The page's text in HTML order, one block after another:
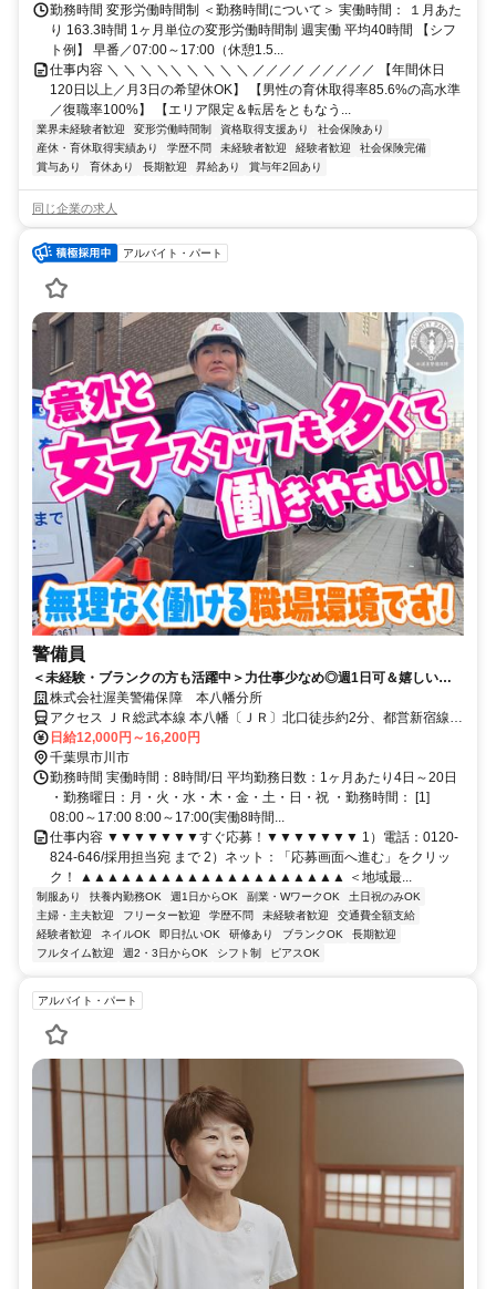
勤務時間 変形労働時間制 ＜勤務時間について＞ 実働時間： １月あた
り 163.3時間 1ヶ月単位の変形労働時間制 週実働 平均40時間 【シフ
ト例】 早番／07:00～17:00（休憩1.5...
仕事内容 ＼ ＼ ＼ ＼＼ ＼ ＼ ＼ ＼ ／／／／ ／／／／／ 【年間休日
120日以上／月3日の希望休OK】 【男性の育休取得率85.6%の高水準
／復職率100%】 【エリア限定＆転居をともなう...
業界未経験者歓迎 変形労働時間制 資格取得支援あり
社会保険あり
産休・育休取得実績あり
学歴不問 未経験者歓迎 経験者歓迎
社会保険完備
賞与あり
育休あり 長期歓迎 昇給あり 賞与年2回あり
同じ企業の求人
アルバイト・パート
警備員
＜未経験・ブランクの方も活躍中＞力仕事少なめ◎週1日可＆嬉しい日
給日払い♪入社祝い金3万円支給◎
株式会社渥美警備保障 本八幡分所
アクセス ＪＲ総武本線 本八幡〔ＪＲ〕北口徒歩約2分、都営新宿線
本八幡〔新宿線〕A4a口徒歩約3分、京成本線 京成八幡出口3徒歩約4
分
日給12,000円～16,200円
千葉県市川市
勤務時間 実働時間：8時間/日 平均勤務日数：1ヶ月あたり4日～20日
・勤務曜日：月・火・水・木・金・土・日・祝 ・勤務時間： [1]
08:00～17:00 8:00～17:00(実働8時間...
仕事内容 ▼▼▼▼▼▼▼すぐ応募！▼▼▼▼▼▼▼ 1）電話：0120-
824-646/採用担当宛 まで 2）ネット：「応募画面へ進む」をクリッ
ク！ ▲▲▲▲▲▲▲▲▲▲▲▲▲▲▲▲▲▲▲▲ ＜地域最...
制服あり 扶養内勤務OK 週1日からOK 副業・WワークOK
土日祝のみOK
主婦・主夫歓迎
フリーター歓迎 学歴不問 未経験者歓迎
交通費全額支給
経験者歓迎
ネイルOK 即日払いOK 研修あり ブランクOK
長期歓迎
フルタイム歓迎
週2・3日からOK シフト制 ピアスOK
アルバイト・パート